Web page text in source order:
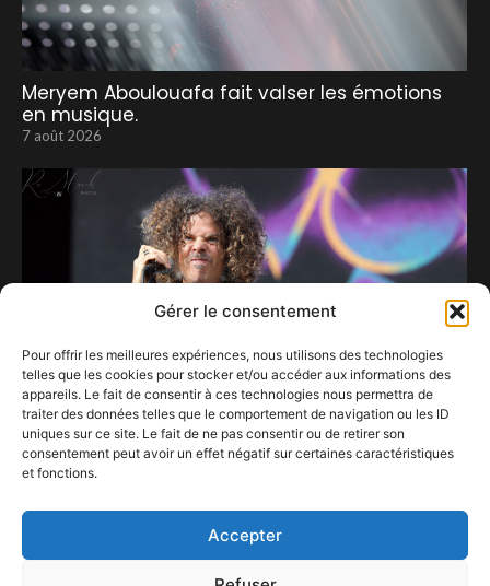
Gérer le consentement
Pour offrir les meilleures expériences, nous utilisons des technologies
telles que les cookies pour stocker et/ou accéder aux informations des
appareils. Le fait de consentir à ces technologies nous permettra de
traiter des données telles que le comportement de navigation ou les ID
uniques sur ce site. Le fait de ne pas consentir ou de retirer son
consentement peut avoir un effet négatif sur certaines caractéristiques
et fonctions.
Accepter
Meryem Aboulouafa fait valser les émotions
en musique.
7 août 2026
18 avril 2024